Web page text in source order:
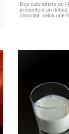
Des calendriers de
présentent un défaut
chocolat, selon une